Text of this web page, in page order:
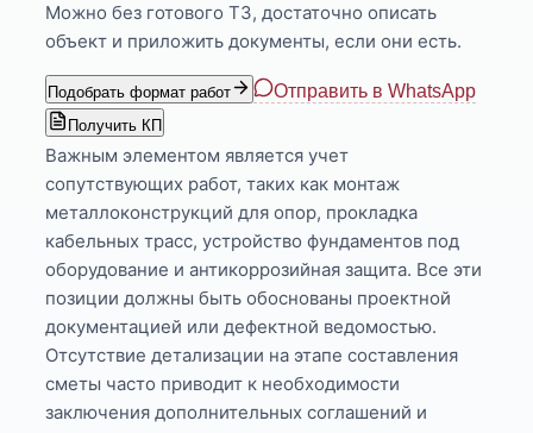
Можно без готового ТЗ, достаточно описать
объект и приложить документы, если они есть.
Подобрать формат работ Отправить в WhatsApp
Получить КП
Важным элементом является учет
сопутствующих работ, таких как монтаж
металлоконструкций для опор, прокладка
кабельных трасс, устройство фундаментов под
оборудование и антикоррозийная защита. Все эти
позиции должны быть обоснованы проектной
документацией или дефектной ведомостью.
Отсутствие детализации на этапе составления
сметы часто приводит к необходимости
заключения дополнительных соглашений и